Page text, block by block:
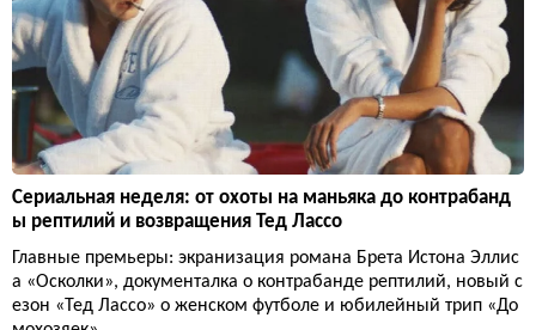
Сериальная неделя: от охоты на маньяка до контрабанд
ы рептилий и возвращения Тед Лассо
Главные премьеры: экранизация романа Брета Истона Эллис
а «Осколки», документалка о контрабанде рептилий, новый с
езон «Тед Лассо» о женском футболе и юбилейный трип «До